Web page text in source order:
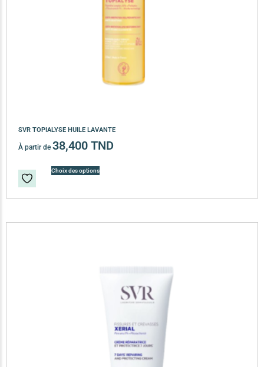
SVR TOPIALYSE HUILE LAVANTE
À partir de 38,400 TND
Choix des options